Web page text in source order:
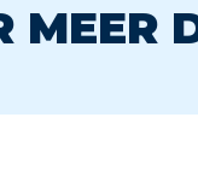
MEER